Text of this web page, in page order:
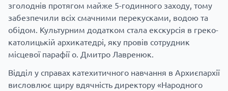
зголоднів протягом майже 5-годинного заходу, тому
забезпечили всіх смачними перекусками, водою та
обідом. Культурним додатком стала екскурсія в греко-
католицькій архикатедрі, яку провів сотрудник
місцевої парафії о. Дмитро Лавренюк.
Відділ у справах катехитичного навчання в Архиєпархії
висловлює щиру вдячність директору «Народного